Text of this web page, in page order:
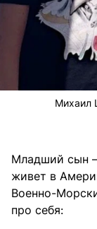
Михаил
Младший сын
живет в
Военно-
про себя: